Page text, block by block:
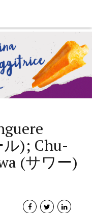
); Chu-
(サワー)